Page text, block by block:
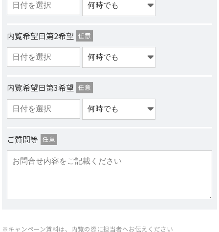
内覧希望日第2希望 任意
内覧希望日第3希望 任意
ご質問等 任意
※キャンペーン賃料は、内覧の際に担当者へお伝えください